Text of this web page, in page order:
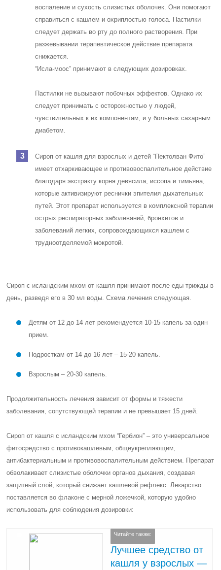
воспаление и сухость слизистых оболочек. Они помогают
справиться с кашлем и охриплостью голоса. Пастилки
следует держать во рту до полного растворения. При
разжевывании терапевтическое действие препарата
снижается.
“Исла-моос” принимают в следующих дозировках.
Пастилки не вызывают побочных эффектов. Однако их
следует принимать с осторожностью у людей,
чувствительных к их компонентам, и у больных сахарным
диабетом.
Сироп от кашля для взрослых и детей “Пектолван Фито”
имеет отхаркивающее и противовоспалительное действие
благодаря экстракту корня девясила, иссопа и тимьяна,
которые активизируют реснички эпителия дыхательных
путей. Этот препарат используется в комплексной терапии
острых респираторных заболеваний, бронхитов и
заболеваний легких, сопровождающихся кашлем с
трудноотделяемой мокротой.
Сироп с исландским мхом от кашля принимают после еды трижды в
день, разведя его в 30 мл воды. Схема лечения следующая.
Детям от 12 до 14 лет рекомендуется 10-15 капель за один
прием.
Подросткам от 14 до 16 лет – 15-20 капель.
Взрослым – 20-30 капель.
Продолжительность лечения зависит от формы и тяжести
заболевания, сопутствующей терапии и не превышает 15 дней.
Сироп от кашля с исландским мхом “Гербион” – это универсальное
фитосредство с противокашлевым, общеукрепляющим,
антибактериальным и противовоспалительным действием. Препарат
обволакивает слизистые оболочки органов дыхания, создавая
защитный слой, который снижает кашлевой рефлекс. Лекарство
поставляется во флаконе с мерной ложечкой, которую удобно
использовать для соблюдения дозировки:
Читайте также:
Лучшее средство от
кашля у взрослых —